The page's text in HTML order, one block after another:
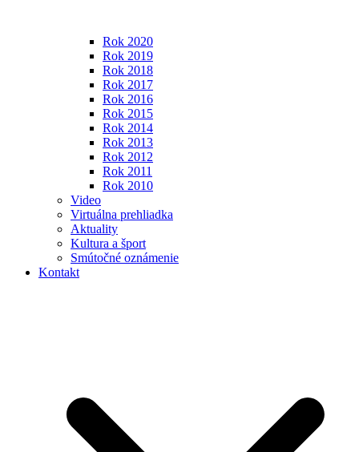
Rok 2020
Rok 2019
Rok 2018
Rok 2017
Rok 2016
Rok 2015
Rok 2014
Rok 2013
Rok 2012
Rok 2011
Rok 2010
Video
Virtuálna prehliadka
Aktuality
Kultura a šport
Smútočné oznámenie
Kontakt